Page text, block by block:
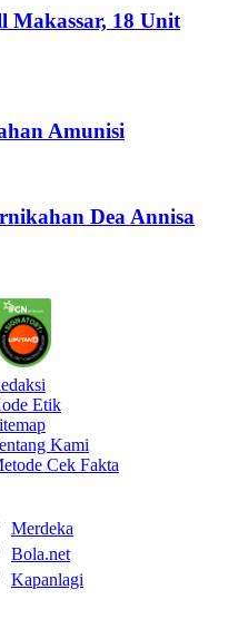
Makassar, 18 Unit
Amunisi
Dea Annisa
Etik
Kami
Cek Fakta
Merdeka
Bola.net
Kapanlagi